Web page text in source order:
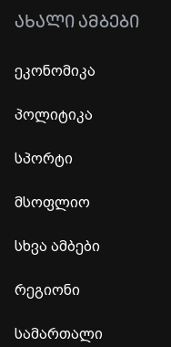
ᲐᲮᲐᲚᲘ ᲐᲛᲑᲔᲑᲘ
ეკონომიკა
პოლიტიკა
სპორტი
მსოფლიო
სხვა ამბები
რეგიონი
სამართალი